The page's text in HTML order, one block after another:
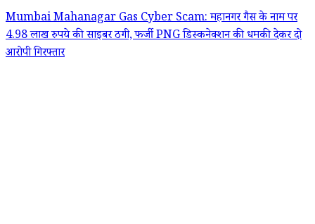
Mumbai Mahanagar Gas Cyber Scam: महानगर गैस के नाम पर
4.98 लाख रुपये की साइबर ठगी, फर्जी PNG डिस्कनेक्शन की धमकी देकर दो
आरोपी गिरफ्तार